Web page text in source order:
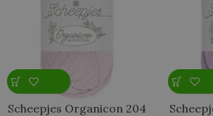
Scheepjes Organicon 204